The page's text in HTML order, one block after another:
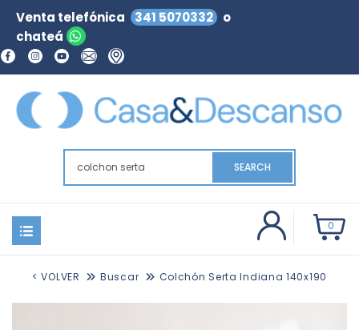
Venta telefónica 341 5070332
o
chateá
SEARCH
0
< VOLVER Buscar Colchón Serta Indiana 140x190